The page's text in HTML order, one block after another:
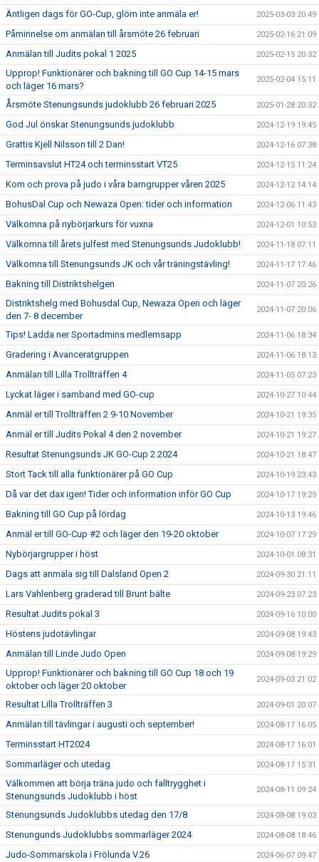
Äntligen dags för GO-Cup, glöm inte anmäla er! 2025-03-03 20:49
Påminnelse om anmälan till årsmöte 26 februari 2025-02-16 21:09
Anmälan till Judits pokal 1 2025 2025-02-15 20:32
Upprop! Funktionärer och bakning till GO Cup 14-15 mars
och läger 16 mars?
2025-02-04 15:11
Årsmöte Stenungsunds judoklubb 26 februari 2025 2025-01-28 20:32
God Jul önskar Stenungsunds judoklubb 2024-12-19 19:45
Grattis Kjell Nilsson till 2 Dan! 2024-12-16 07:38
Terminsavslut HT24 och terminsstart VT25 2024-12-15 11:24
Kom och prova på judo i våra barngrupper våren 2025 2024-12-12 14:14
BohusDal Cup och Newaza Open: tider och information 2024-12-06 11:43
Välkomna på nybörjarkurs för vuxna 2024-12-01 10:53
Välkomna till årets julfest med Stenungsunds Judoklubb! 2024-11-18 07:11
Välkomna till Stenungsunds JK och vår träningstävling! 2024-11-17 17:46
Bakning till Distriktshelgen 2024-11-07 20:26
Distriktshelg med Bohusdal Cup, Newaza Open och läger
den 7- 8 december
2024-11-07 20:06
Tips! Ladda ner Sportadmins medlemsapp 2024-11-06 18:34
Gradering i Avanceratgruppen 2024-11-06 18:13
Anmälan till Lilla Trollträffen 4 2024-11-05 07:23
Lyckat läger i samband med GO-cup 2024-10-27 10:44
Anmäl er till Trollträffen 2 9-10 November 2024-10-21 19:35
Anmäl er till Judits Pokal 4 den 2 november 2024-10-21 19:27
Resultat Stenungsunds JK GO-Cup 2 2024 2024-10-21 18:47
Stort Tack till alla funktionärer på GO Cup 2024-10-19 23:43
Då var det dax igen! Tider och information inför GO Cup 2024-10-17 19:29
Bakning till GO Cup på lördag 2024-10-13 19:46
Anmäl er till GO-Cup #2 och läger den 19-20 oktober 2024-10-07 17:29
Nybörjargrupper i höst 2024-10-01 08:31
Dags att anmäla sig till Dalsland Open 2 2024-09-30 21:11
Lars Vahlenberg graderad till Brunt bälte 2024-09-23 07:23
Resultat Judits pokal 3 2024-09-16 10:00
Höstens judotävlingar 2024-09-08 19:43
Anmälan till Linde Judo Open 2024-09-08 19:29
Upprop! Funktionärer och bakning till GO Cup 18 och 19
oktober och läger 20 oktober
2024-09-03 21:02
Resultat Lilla Trollträffen 3 2024-09-01 20:07
Anmälan till tävlingar i augusti och september! 2024-08-17 16:05
Terminsstart HT2024 2024-08-17 16:01
Sommarläger och utedag 2024-08-17 15:31
Välkommen att börja träna judo och falltrygghet i
Stenungsunds Judoklubb i höst
2024-08-11 09:24
Stenungsunds Judoklubbs utedag den 17/8 2024-08-08 19:03
Stenungunds Judoklubbs sommarläger 2024 2024-08-08 18:46
Judo-Sommarskola i Frölunda V.26 2024-06-07 09:47